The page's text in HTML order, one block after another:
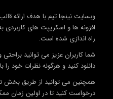
وبسایت نینجا تیم با هدف ارائه
راه اندازی شده است.
شما کاربران عزیز می توانید
دانلود کنید و هرگونه نظرات خود را
همچنین می توانید از طریق بخش
درخواست کنید تا در اولین زمان